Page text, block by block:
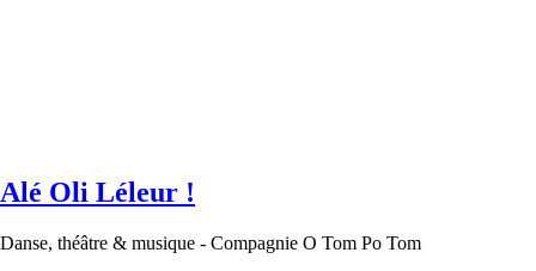
Alé Oli Léleur !
Danse, théâtre & musique - Compagnie O Tom Po Tom